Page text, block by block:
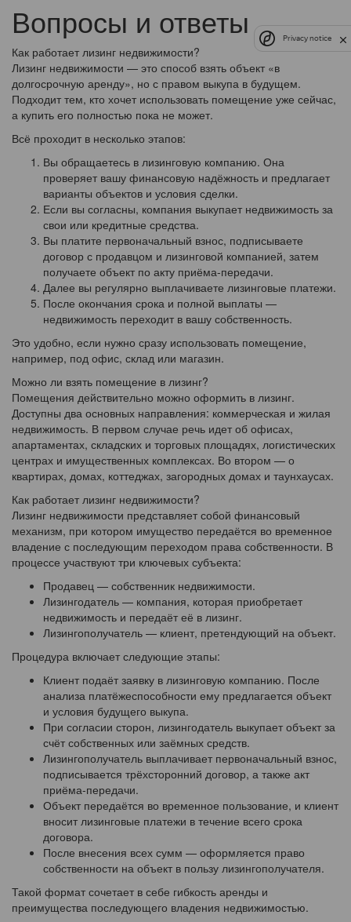
Вопросы и ответы
Как работает лизинг недвижимости?
Лизинг недвижимости — это способ взять объект «в
долгосрочную аренду», но с правом выкупа в будущем.
Подходит тем, кто хочет использовать помещение уже сейчас,
а купить его полностью пока не может.
Всё проходит в несколько этапов:
Вы обращаетесь в лизинговую компанию. Она
проверяет вашу финансовую надёжность и предлагает
варианты объектов и условия сделки.
Если вы согласны, компания выкупает недвижимость за
свои или кредитные средства.
Вы платите первоначальный взнос, подписываете
договор с продавцом и лизинговой компанией, затем
получаете объект по акту приёма-передачи.
Далее вы регулярно выплачиваете лизинговые платежи.
После окончания срока и полной выплаты —
недвижимость переходит в вашу собственность.
Это удобно, если нужно сразу использовать помещение,
например, под офис, склад или магазин.
Можно ли взять помещение в лизинг?
Помещения действительно можно оформить в лизинг.
Доступны два основных направления: коммерческая и жилая
недвижимость. В первом случае речь идет об офисах,
апартаментах, складских и торговых площадях, логистических
центрах и имущественных комплексах. Во втором — о
квартирах, домах, коттеджах, загородных домах и таунхаусах.
Как работает лизинг недвижимости?
Лизинг недвижимости представляет собой финансовый
механизм, при котором имущество передаётся во временное
владение с последующим переходом права собственности. В
процессе участвуют три ключевых субъекта:
Продавец — собственник недвижимости.
Лизингодатель — компания, которая приобретает
недвижимость и передаёт её в лизинг.
Лизингополучатель — клиент, претендующий на объект.
Процедура включает следующие этапы:
Клиент подаёт заявку в лизинговую компанию. После
анализа платёжеспособности ему предлагается объект
и условия будущего выкупа.
При согласии сторон, лизингодатель выкупает объект за
счёт собственных или заёмных средств.
Лизингополучатель выплачивает первоначальный взнос,
подписывается трёхсторонний договор, а также акт
приёма-передачи.
Объект передаётся во временное пользование, и клиент
вносит лизинговые платежи в течение всего срока
договора.
После внесения всех сумм — оформляется право
собственности на объект в пользу лизингополучателя.
Такой формат сочетает в себе гибкость аренды и
преимущества последующего владения недвижимостью.
Privacy notice